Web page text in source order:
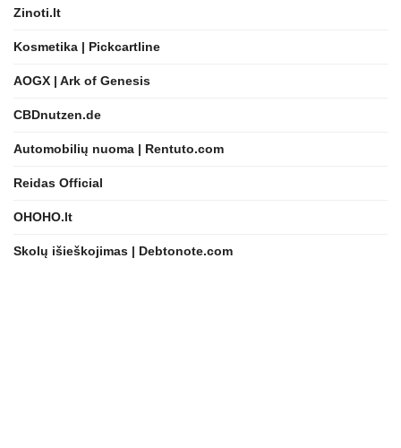
Zinoti.lt
Kosmetika | Pickcartline
AOGX | Ark of Genesis
CBDnutzen.de
Automobilių nuoma | Rentuto.com
Reidas Official
OHOHO.lt
Skolų išieškojimas | Debtonote.com